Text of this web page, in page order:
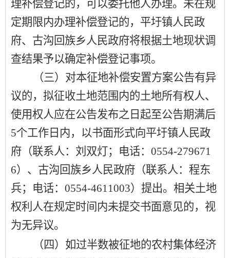
理补偿登记的，可以委托他人办理。未在规
定期限内办理补偿登记的， 平圩镇人民政
府、古沟回族乡人民政府将根据土地现状调
查结果予以确定补偿登记事项。
（三）对本征地补偿安置方案公告有异
议的，拟征收土地范围内的土地所有权人、
使用权人应在公告发布之日起至公告期满后
5个工作日内，以书面形式向平圩镇人民政
府 （联系人： 刘双灯；电话： 0554-279671
6）、 古沟回族乡人民政府 （联系人： 程东
兵；电话： 0554-4611003）提出。相关土地
权利人在规定时间内未提交书面意见的，视
为无异议。
（四）如过半数被征地的农村集体经济